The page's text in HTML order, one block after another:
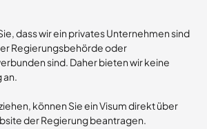
dass wir ein privates Unternehmen sind
Regierungsbehörde oder
sind. Daher bieten wir keine
an.
können Sie ein Visum direkt über
der Regierung beantragen.